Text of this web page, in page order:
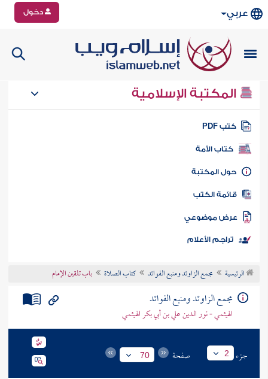
عربي دخول
المكتبة الإسلامية
كتب PDF
كتاب الأمة
المكتبة
الكتب
موضوعي
تراجم الأعلام
الرئيسية مجمع الزاوئد ومنبع الفوائد كتاب الصلاة باب تلقين الإمام
مجمع الزاوئد ومنبع الفوائد
الهيثمي - نور الدين علي بن أبي بكر الهيثمي
جزء 2 صفحة 70